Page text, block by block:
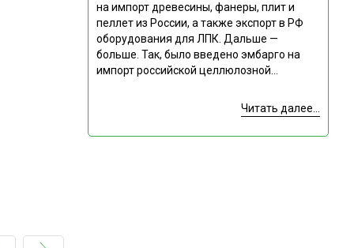
на импорт древесины, фанеры, плит и
пеллет из России, а также экспорт в РФ
оборудования для ЛПК. Дальше —
больше. Так, было введено эмбарго на
импорт российской целлюлозной...
Читать далее...